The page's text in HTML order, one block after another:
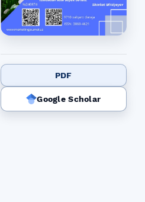
PDF
Google Scholar